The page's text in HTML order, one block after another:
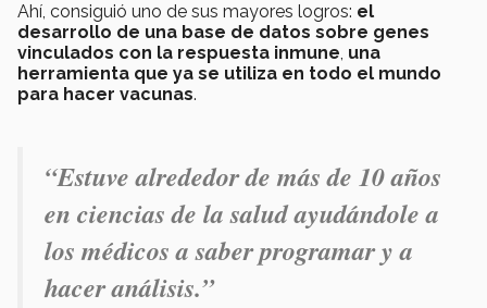
Ahí, consiguió uno de sus mayores logros: el
desarrollo de una base de datos sobre genes
vinculados con la respuesta inmune, una
herramienta que ya se utiliza en todo el mundo
para hacer vacunas.
“Estuve alrededor de más de 10 años
en ciencias de la salud ayudándole a
los médicos a saber programar y a
hacer análisis.”